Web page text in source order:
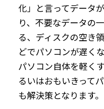
化」と言ってデータ
り、不要なデータの
る、ディスクの空き
どでパソコンが遅く
パソコン自体を軽く
るいはおもいきって
も解決策となります。